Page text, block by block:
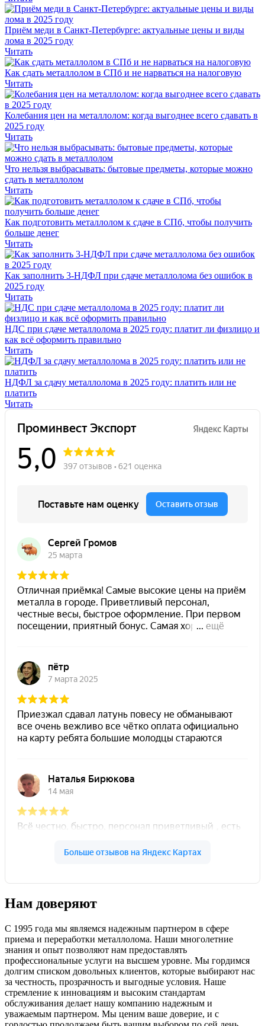
Приём меди в Санкт-Петербурге: актуальные цены и виды
лома в 2025 году
Читать
Как сдать металлолом в СПб и не нарваться на налоговую
Читать
Колебания цен на металлолом: когда выгоднее всего сдавать в
2025 году
Читать
Что нельзя выбрасывать: бытовые предметы, которые можно
сдать в металлолом
Читать
Как подготовить металлолом к сдаче в СПб, чтобы получить
больше денег
Читать
Как заполнить 3-НДФЛ при сдаче металлолома без ошибок в
2025 году
Читать
НДС при сдаче металлолома в 2025 году: платит ли физлицо и
как всё оформить правильно
Читать
НДФЛ за сдачу металлолома в 2025 году: платить или не
платить
Читать
Нам доверяют
С 1995 года мы являемся надежным партнером в сфере
приема и переработки металлолома. Наши многолетние
знания и опыт позволяют нам предоставлять
профессиональные услуги на высшем уровне. Мы гордимся
долгим списком довольных клиентов, которые выбирают нас
за честность, прозрачность и выгодные условия. Наше
стремление к инновациям и высоким стандартам
обслуживания делает нашу компанию надежным и
уважаемым партнером. Мы ценим ваше доверие, и с